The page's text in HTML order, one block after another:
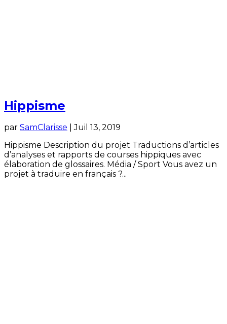
Hippisme
par SamClarisse |Juil 13, 2019
Hippisme Description du projet Traductions d’articles
d’analyses et rapports de courses hippiques avec
élaboration de glossaires. Média / Sport Vous avez un
projet à traduire en français ?...